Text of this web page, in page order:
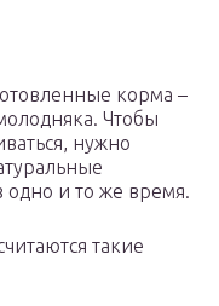
корма –
Чтобы
нужно
одно и то же время.
такие